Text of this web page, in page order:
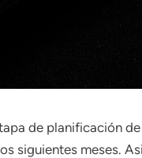
de planificación
siguientes meses.